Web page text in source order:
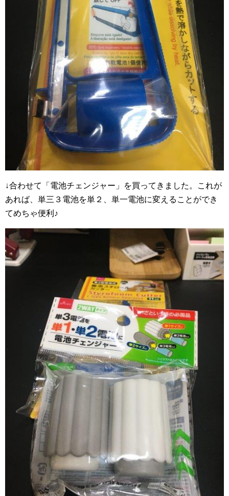
↓合わせて「電池チェンジャー」を買ってきました。これが
あれば、単三３電池を単２、単一電池に変えることができ
てめちゃ便利♪